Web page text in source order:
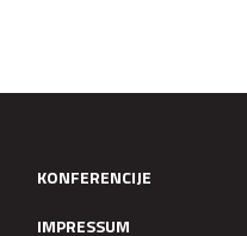
KONFERENCIJE
IMPRESSUM